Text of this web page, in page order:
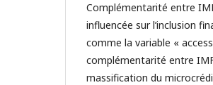
Complémentarité entre
influencée sur l’inclusion
comme la variable «
complémentarité entre
massification du